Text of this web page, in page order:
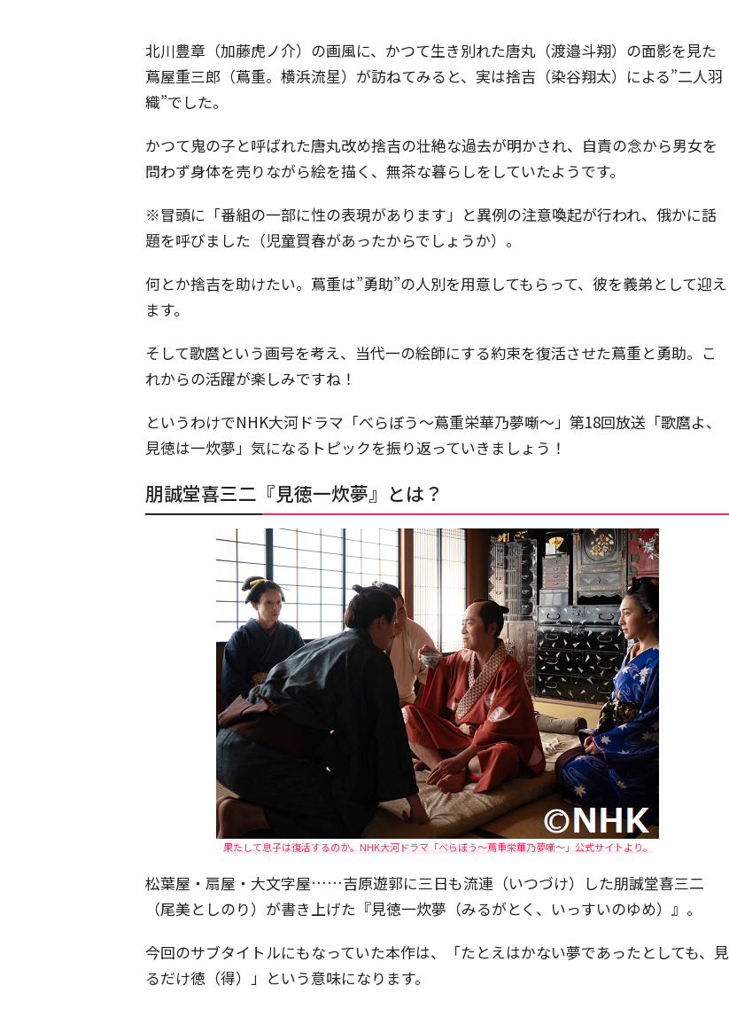
北川豊章（加藤虎ノ介）の画風に、かつて生き別れた唐丸（渡邉斗翔）の面影を見た
蔦屋重三郎（蔦重。横浜流星）が訪ねてみると、実は捨吉（染谷翔太）による”二人羽
織”でした。
かつて鬼の子と呼ばれた唐丸改め捨吉の壮絶な過去が明かされ、自責の念から男女を
問わず身体を売りながら絵を描く、無茶な暮らしをしていたようです。
※冒頭に「番組の一部に性の表現があります」と異例の注意喚起が行われ、俄かに話
題を呼びました（児童買春があったからでしょうか）。
何とか捨吉を助けたい。蔦重は”勇助”の人別を用意してもらって、彼を義弟として迎え
ます。
そして歌麿という画号を考え、当代一の絵師にする約束を復活させた蔦重と勇助。こ
れからの活躍が楽しみですね！
というわけでNHK大河ドラマ「べらぼう～蔦重栄華乃夢噺～」第18回放送「歌麿よ、
見徳は一炊夢」気になるトピックを振り返っていきましょう！
朋誠堂喜三二『見徳一炊夢』とは？
果たして息子は復活するのか。NHK大河ドラマ「べらぼう～蔦重栄華乃夢噺～」公式サイトより。
松葉屋・扇屋・大文字屋……吉原遊郭に三日も流連（いつづけ）した朋誠堂喜三二
（尾美としのり）が書き上げた『見徳一炊夢（みるがとく、いっすいのゆめ）』。
今回のサブタイトルにもなっていた本作は、「たとえはかない夢であったとしても、見
るだけ徳（得）」という意味になります。